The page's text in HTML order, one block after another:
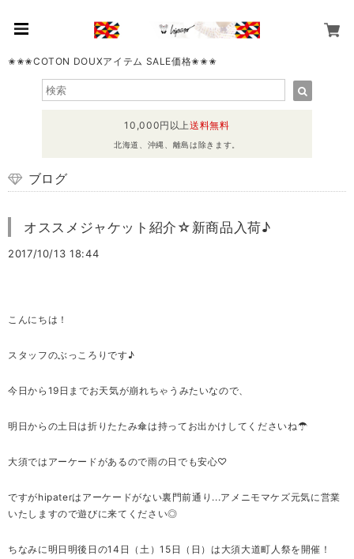
✬✬✬COTON DOUXアイテム SALE価格✬✬✬
10,000円以上送料無料
北海道、沖縄、離島は除きます。
ブログ
オススメジャケット紹介☆新商品入荷♪
2017/10/13 18:44
こんにちは！
スタッフのぶっころりです♪
今日から19日までお天気が崩れちゃうみたいなので、
明日からの土日は折りたたみ傘は持ってお出かけしてくださいね☂
大須ではアーケードがあるので雨の日でも安心♡
ですがhipaterはアーケードがない裏門前通り...アメニモマケズ元気に営業
いたしますので遊びに来てください◎
ちなみに明日明後日の14日（土）15日（日）は大須大道町人祭を開催！